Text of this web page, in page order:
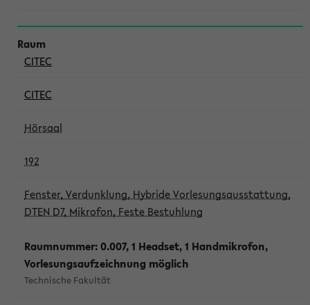
CITEC
CITEC
Hörsaal
192
Fenster, Verdunklung, Hybride Vorlesungsausstattung,
DTEN D7, Mikrofon, Feste Bestuhlung
Raumnummer: 0.007, 1 Headset, 1 Handmikrofon,
Vorlesungsaufzeichnung möglich
Technische Fakultät